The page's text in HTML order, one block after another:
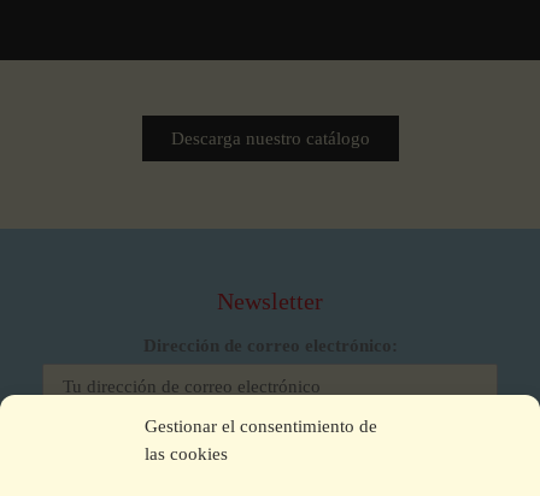
Gestionar el consentimiento de
las cookies
Descarga nuestro catálogo
Newsletter
Dirección de correo electrónico:
He leído y acepto los términos y condiciones